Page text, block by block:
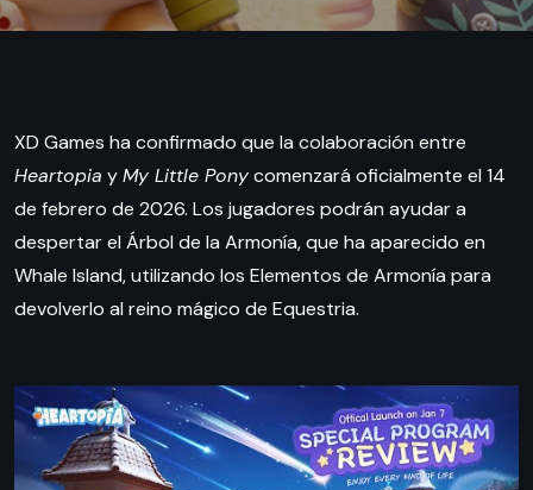
XD Games ha confirmado que la colaboración entre
Heartopia yMy Little Ponycomenzará oficialmente el 14
de febrero de 2026. Los jugadores podrán ayudar a
despertar el Árbol de la Armonía, que ha aparecido en
Whale Island, utilizando los Elementos de Armonía para
devolverlo al reino mágico de Equestria.